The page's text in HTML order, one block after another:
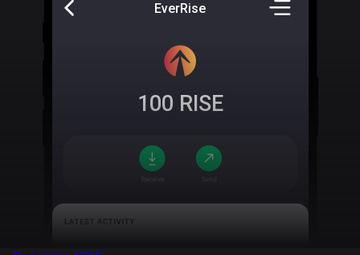
EverRise
100 RISE